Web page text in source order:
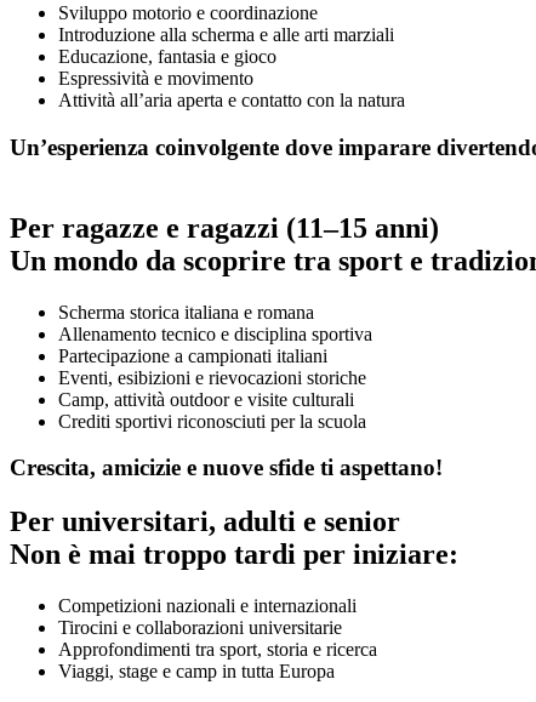
Sviluppo motorio e coordinazione
Introduzione alla scherma e alle arti marziali
Educazione, fantasia e gioco
Espressività e movimento
Attività all’aria aperta e contatto con la natura
Un’esperienza coinvolgente dove imparare
Per ragazze e ragazzi (11–15 anni)
Un mondo da scoprire tra sport e
Scherma storica italiana e romana
Allenamento tecnico e disciplina sportiva
Partecipazione a campionati italiani
Eventi, esibizioni e rievocazioni storiche
Camp, attività outdoor e visite culturali
Crediti sportivi riconosciuti per la scuola
Crescita, amicizie e nuove sfide ti aspettano!
Per universitari, adulti e senior
Non è mai troppo tardi per iniziare:
Competizioni nazionali e internazionali
Tirocini e collaborazioni universitarie
Approfondimenti tra sport, storia e ricerca
Viaggi, stage e camp in tutta Europa